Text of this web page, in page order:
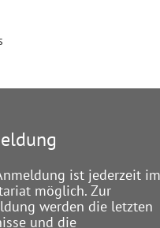
ist jederzeit im
möglich. Zur
werden die letzten
und die